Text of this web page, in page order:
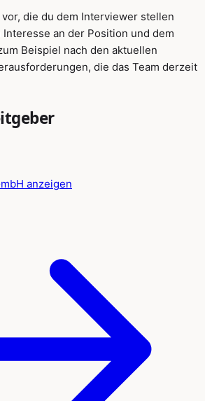
die du dem Interviewer stellen
an der Position und dem
Beispiel nach den aktuellen
die das Team derzeit
anzeigen